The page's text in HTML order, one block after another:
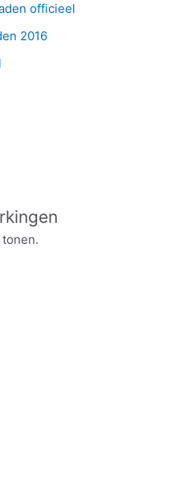
officieel
2016